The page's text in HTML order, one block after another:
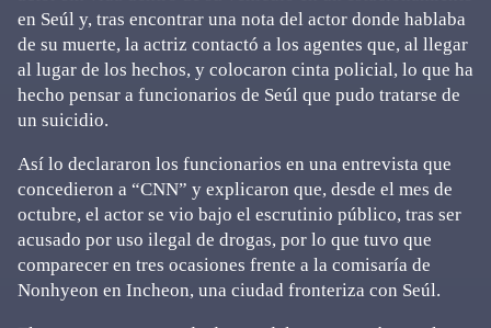
en Seúl y, tras encontrar una nota del actor donde hablaba
de su muerte, la actriz contactó a los agentes que, al llegar
al lugar de los hechos, y colocaron cinta policial, lo que ha
hecho pensar a funcionarios de Seúl que pudo tratarse de
un suicidio.
Así lo declararon los funcionarios en una entrevista que
concedieron a “CNN” y explicaron que, desde el mes de
octubre, el actor se vio bajo el escrutinio público, tras ser
acusado por uso ilegal de drogas, por lo que tuvo que
comparecer en tres ocasiones frente a la comisaría de
Nonhyeon en Incheon, una ciudad fronteriza con Seúl.